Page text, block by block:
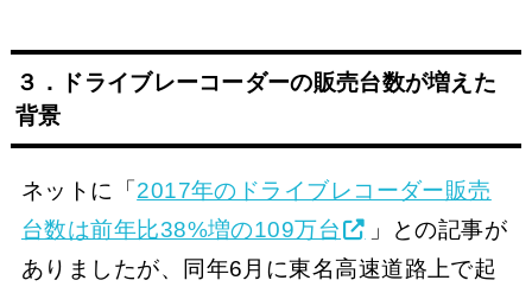
３．ドライブレーコーダーの販売台数が増えた
背景
ネットに「 2017年のドライブレコーダー販売
台数は前年比38%増の109万台
」との記事が
ありましたが、同年6月に東名高速道路上で起